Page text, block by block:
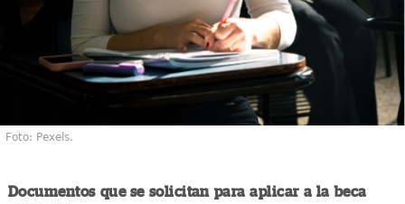
Foto: Pexels.
Documentos que se solicitan para aplicar a la beca